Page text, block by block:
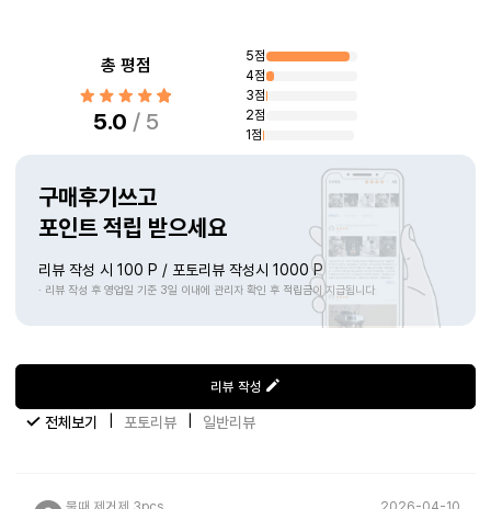
상품리뷰총 평점
5.0 / 5
5점
4점
3점
2점
1점
구매후기쓰고
포인트 적립 받으세요
리뷰 작성 시 100 P / 포토리뷰 작성시 1000 P
· 리뷰 작성 후 영업일 기준 3일 이내에 관리자 확인 후 적립금이 지급됩니다
전체보기 포토리뷰 일반리뷰
리뷰 작성